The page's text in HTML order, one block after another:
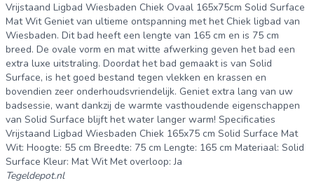
Vrijstaand Ligbad Wiesbaden Chiek Ovaal 165x75cm Solid Surface
Mat Wit Geniet van ultieme ontspanning met het Chiek ligbad van
Wiesbaden. Dit bad heeft een lengte van 165 cm en is 75 cm
breed. De ovale vorm en mat witte afwerking geven het bad een
extra luxe uitstraling. Doordat het bad gemaakt is van Solid
Surface, is het goed bestand tegen vlekken en krassen en
bovendien zeer onderhoudsvriendelijk. Geniet extra lang van uw
badsessie, want dankzij de warmte vasthoudende eigenschappen
van Solid Surface blijft het water langer warm! Specificaties
Vrijstaand Ligbad Wiesbaden Chiek 165x75 cm Solid Surface Mat
Wit: Hoogte: 55 cm Breedte: 75 cm Lengte: 165 cm Materiaal: Solid
Surface Kleur: Mat Wit Met overloop: Ja
Tegeldepot.nl